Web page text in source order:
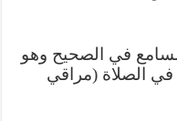
في الصحيح وهو
الصلاة (مراقي